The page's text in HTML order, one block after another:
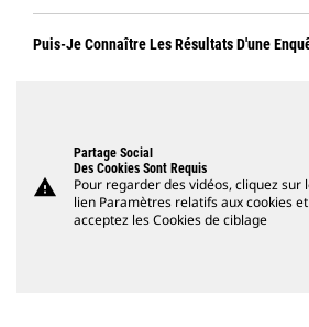
Puis-Je Connaître Les Résultats D'une
warning
Partage Social
Des Cookies Sont Requis
Pour regarder des vidéos, cliquez sur
lien Paramètres relatifs aux cookies et
acceptez les Cookies de ciblage